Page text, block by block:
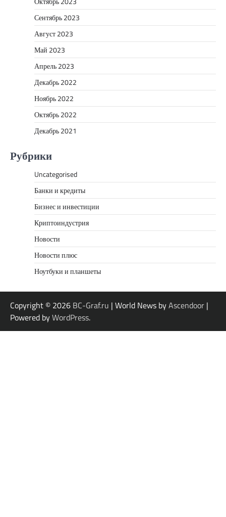
Сентябрь 2023
Август 2023
Май 2023
Апрель 2023
Декабрь 2022
Ноябрь 2022
Октябрь 2022
Декабрь 2021
Рубрики
Uncategorised
Банки и кредиты
Бизнес и инвестиции
Криптоиндустрия
Новости
Новости плюс
Ноутбуки и планшеты
Copyright © 2026 BC-Graf.ru | World News byAscendoor |
Powered byWordPress.